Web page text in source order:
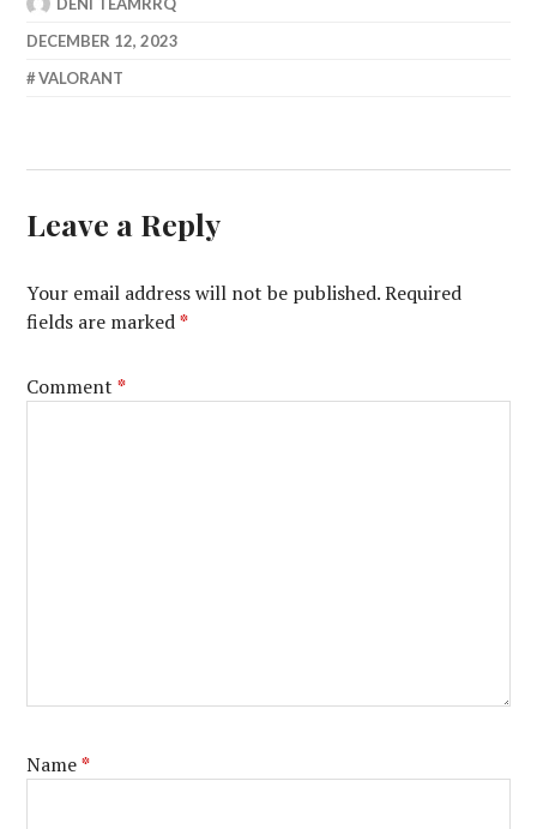
DECEMBER 12, 2023
VALORANT
Leave a Reply
Your email address will not be published. Required
fields are marked*
Comment*
Name*